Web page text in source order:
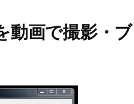
動画で撮影・